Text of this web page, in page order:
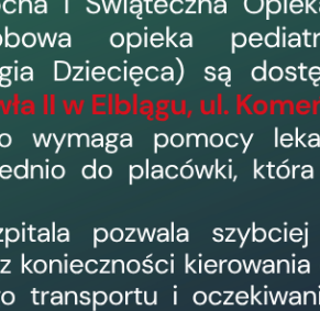
pomieszczenia
9:58